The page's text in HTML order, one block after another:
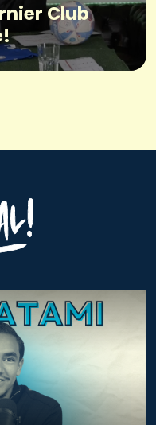
Club